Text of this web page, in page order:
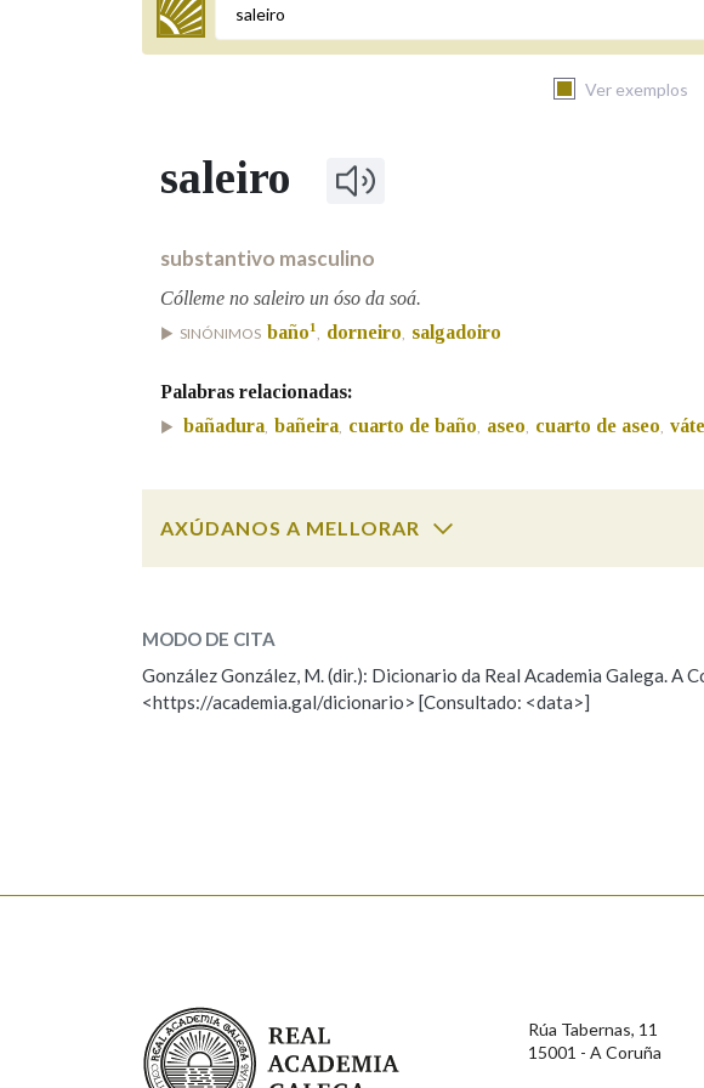
Termo a buscar
Ver exemplos
BUSCAR NOS LEMAS
Remata por
Contén Na
OUTRAS OPCIÓNS DE BUSCA
saleiro
substantivo masculino
Cólleme no saleiro un óso da soá.
SINÓNIMOS baño1, dorneiro, salgadoiro
Palabras relacionadas:
bañadura, bañeira, cuarto de baño, aseo, cuarto de aseo,
AXÚDANOS A MELLORAR
ESCOLLE UNHA OPCIÓN:
Observación Hai un erro na palabra Propoño mellorar
Comentario
MODO DE CITA
González González, M. (dir.): Dicionario da Real Academia Galega. A
<https://academia.gal/dicionario> [Consultado: <data>]
Real Academia Galega
Rúa Tabernas, 11
15001 - A Coruña